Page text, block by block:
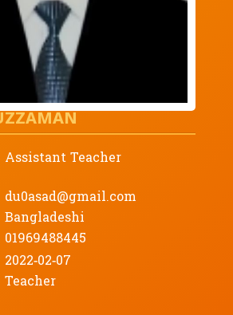
Assistant Teacher
du0asad@gmail.com
Bangladeshi
01969488445
2022-02-07
Teacher